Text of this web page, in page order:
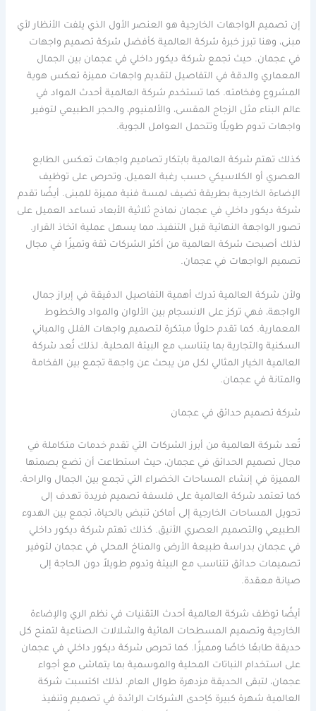
إن تصميم الواجهات الخارجية هو العنصر الأول الذي يلفت الأنظار لأي
مبنى، وهنا تبرز خبرة شركة العالمية كأفضل شركة تصميم واجهات
في عجمان. حيث تجمع شركة ديكور داخلي في عجمان بين الجمال
المعماري والدقة في التفاصيل لتقديم واجهات مميزة تعكس هوية
المشروع وفخامته. كما تستخدم شركة العالمية أحدث المواد في
عالم البناء مثل الزجاج المقسى، والألمنيوم، والحجر الطبيعي لتوفير
واجهات تدوم طويلًا وتتحمل العوامل الجوية.
كذلك تهتم شركة العالمية بابتكار تصاميم واجهات تعكس الطابع
العصري أو الكلاسيكي حسب رغبة العميل، وتحرص على توظيف
الإضاءة الخارجية بطريقة تضيف لمسة فنية مميزة للمبنى. أيضًا تقدم
شركة ديكور داخلي في عجمان نماذج ثلاثية الأبعاد تساعد العميل على
تصور الواجهة النهائية قبل التنفيذ، مما يسهل عملية اتخاذ القرار.
لذلك أصبحت شركة العالمية من أكثر الشركات ثقة وتميزًا في مجال
تصميم الواجهات في عجمان.
ولأن شركة العالمية تدرك أهمية التفاصيل الدقيقة في إبراز جمال
الواجهة، فهي تركز على الانسجام بين الألوان والمواد والخطوط
المعمارية. كما تقدم حلولًا مبتكرة لتصميم واجهات الفلل والمباني
السكنية والتجارية بما يتناسب مع البيئة المحلية. لذلك تُعد شركة
العالمية الخيار المثالي لكل من يبحث عن واجهة تجمع بين الفخامة
والمتانة في عجمان.
شركة تصميم حدائق في عجمان
تُعد شركة العالمية من أبرز الشركات التي تقدم خدمات متكاملة في
مجال تصميم الحدائق في عجمان، حيث استطاعت أن تضع بصمتها
المميزة في إنشاء المساحات الخضراء التي تجمع بين الجمال والراحة.
كما تعتمد شركة العالمية على فلسفة تصميم فريدة تهدف إلى
تحويل المساحات الخارجية إلى أماكن تنبض بالحياة، تجمع بين الهدوء
الطبيعي والتصميم العصري الأنيق. كذلك تهتم شركة ديكور داخلي
في عجمان بدراسة طبيعة الأرض والمناخ المحلي في عجمان لتوفير
تصميمات حدائق تتناسب مع البيئة وتدوم طويلاً دون الحاجة إلى
صيانة معقدة.
أيضًا توظف شركة العالمية أحدث التقنيات في نظم الري والإضاءة
الخارجية وتصميم المسطحات المائية والشلالات الصناعية لتمنح كل
حديقة طابعًا خاصًا ومميزًا. كما تحرص شركة ديكور داخلي في عجمان
على استخدام النباتات المحلية والموسمية بما يتماشى مع أجواء
عجمان، لتبقى الحديقة مزدهرة طوال العام. لذلك اكتسبت شركة
العالمية شهرة كبيرة كإحدى الشركات الرائدة في تصميم وتنفيذ